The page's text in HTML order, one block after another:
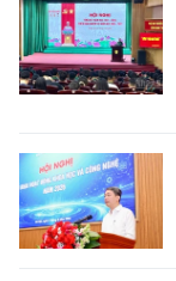
MUA BÁO
ĐỌC BÁO IN
ENGLISH
中文